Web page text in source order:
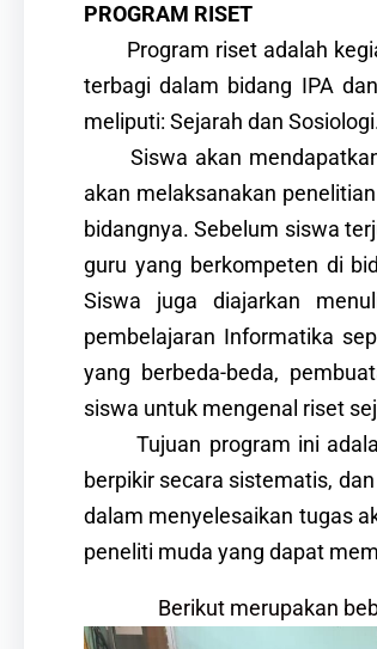
PROGRAM RISET
Program riset adalah
terbagi dalam bidang IPA
meliputi: Sejarah dan
Siswa akan mendapatkan
akan melaksanakan
bidangnya. Sebelum siswa
guru yang berkompeten di
Siswa juga diajarkan
pembelajaran Informatika
yang berbeda-beda,
siswa untuk mengenal riset
Tujuan program ini adalah
berpikir secara sistematis,
dalam menyelesaikan tugas
peneliti muda yang dapat
Berikut merupakan